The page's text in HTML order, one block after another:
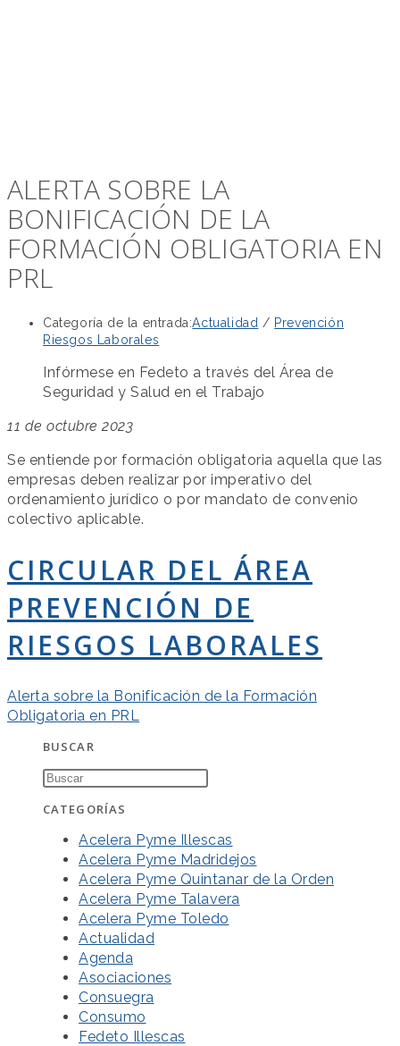
ALERTA SOBRE LA
BONIFICACIÓN DE LA
FORMACIÓN OBLIGATORIA EN
PRL
Categoría de la entrada:Actualidad / Prevención
Riesgos Laborales
Infórmese en Fedeto a través del Área de
Seguridad y Salud en el Trabajo
11 de octubre 2023
Se entiende por formación obligatoria aquella que las
empresas deben realizar por imperativo del
ordenamiento jurídico o por mandato de convenio
colectivo aplicable.
CIRCULAR DEL ÁREA
PREVENCIÓN DE
RIESGOS LABORALES
Alerta sobre la Bonificación de la Formación
Obligatoria en PRL
BUSCAR
CATEGORÍAS
Acelera Pyme Illescas
Acelera Pyme Madridejos
Acelera Pyme Quintanar de la Orden
Acelera Pyme Talavera
Acelera Pyme Toledo
Actualidad
Agenda
Asociaciones
Consuegra
Consumo
Fedeto Illescas